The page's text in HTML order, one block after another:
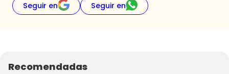
Seguir en Seguir en
Recomendadas